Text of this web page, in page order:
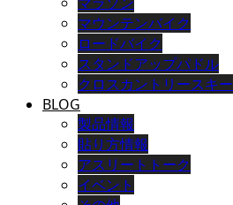
マウンテンバイク
ロードバイク
スタンドアップパドル
クロスカントリースキー
BLOG
製品情報
貼り方情報
アスリートトーク
イベント